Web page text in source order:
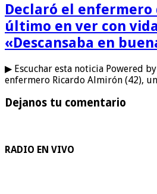
Declaró el enfermero
último en ver con
«Descansaba en
▶ Escuchar esta noticia Powered
enfermero Ricardo Almirón (42),
Dejanos tu comentario
RADIO EN VIVO